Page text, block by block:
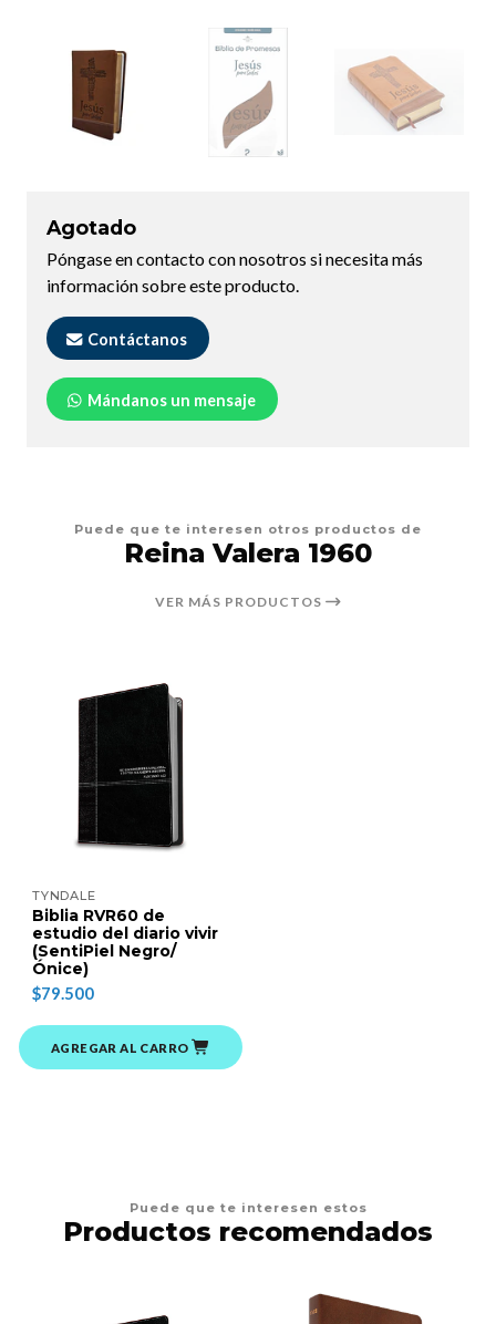
Agotado
Póngase en contacto con nosotros si necesita más
información sobre este producto.
Contáctanos
Mándanos un mensaje
Puede que te interesen otros productos de
Reina Valera 1960
VER MÁS PRODUCTOS
TYNDALE
Biblia RVR60 de
estudio del diario vivir
(SentiPiel Negro/
Ónice)
$79.500
AGREGAR AL CARRO
Puede que te interesen estos
Productos recomendados